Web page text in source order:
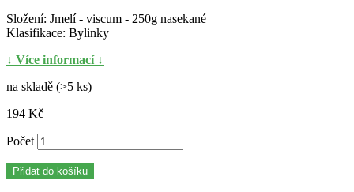
Složení: Jmelí - viscum - 250g nasekané
Klasifikace: Bylinky
↓ Více informací ↓
na skladě (>5 ks)
194 Kč
Počet
Přidat do košíku